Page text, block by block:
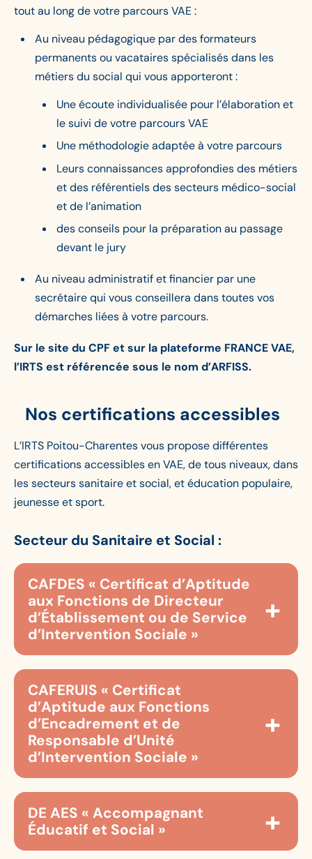
tout au long de votre parcours VAE :
Au niveau pédagogique par des formateurs
permanents ou vacataires spécialisés dans les
métiers du social qui vous apporteront :
Une écoute individualisée pour l’élaboration et
le suivi de votre parcours VAE
Une méthodologie adaptée à votre parcours
Leurs connaissances approfondies des métiers
et des référentiels des secteurs médico-social
et de l’animation
des conseils pour la préparation au passage
devant le jury
Au niveau administratif et financier par une
secrétaire qui vous conseillera dans toutes vos
démarches liées à votre parcours.
Sur le site du CPF et sur la plateforme FRANCE VAE,
l’IRTS est référencée sous le nom d’ARFISS.
Nos certifications accessibles
L’IRTS Poitou-Charentes vous propose différentes
certifications accessibles en VAE, de tous niveaux, dans
les secteurs sanitaire et social, et éducation populaire,
jeunesse et sport.
Secteur du Sanitaire et Social :
CAFDES « Certificat d’Aptitude
aux Fonctions de Directeur
d’Établissement ou de Service
d’Intervention Sociale »
EHESP – Avenue du Professeur Léon Bernard – CS
74312 – 35043 Rennes Cedex
Téléphone : 02 99 02 22 00
Pour demander un accompagnement :
IRTS Poitou-Charentes – Service VAE
Téléphone : 05 49 37 76 64
Mail :vae@irts-pc.eu
Tarif :100 € de l’heure, nombre d’heures à définir
après le rendez-vous pédagogique
Pour consulter le référentiel :RNCP 36838 –
CAFERUIS « Certificat
d’Aptitude aux Fonctions
d’Encadrement et de
Responsable d’Unité
d’Intervention Sociale »
ASP – Délégation VAE – Service recevabilité – 15
rue Léon Walras – CS 70902 – 87017 Limoges
DE AES « Accompagnant
Éducatif et Social »